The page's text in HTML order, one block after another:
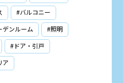
#バルコニー
デンルーム
#照明
#ドア・引戸
ア